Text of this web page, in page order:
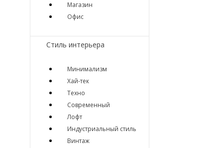
Магазин
Офис
Стиль интерьера
Минимализм
Хай-тек
Техно
Современный
Лофт
Индустриальный стиль
Винтаж